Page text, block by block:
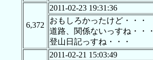
6,372
2011-02-23 19:31:36
おもしろかったけど・・・
道路、関係ないっすね・・・
登山日記っすね・・・
2011-02-21 15:03:49